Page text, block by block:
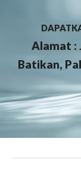
Alamat :
Batikan,